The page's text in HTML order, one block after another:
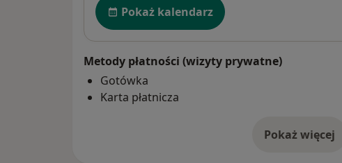
Pokaż kalendarz
Metody płatności (wizyty prywatne)
Gotówka
Karta płatnicza
Pokaż więcej
o adresie